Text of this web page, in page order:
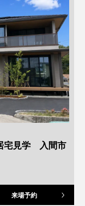
宅見学 入間市
来場予約